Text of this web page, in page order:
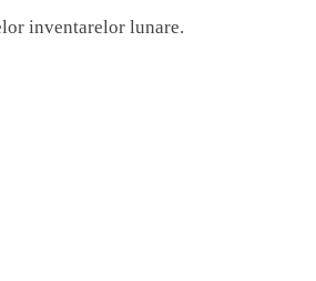
inventarelor lunare.